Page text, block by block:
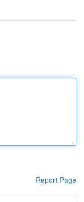
Report Page